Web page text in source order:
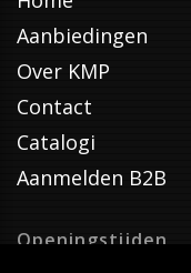
Aanbiedingen
Over KMP
Contact
Catalogi
Aanmelden B2B
Openingstijden